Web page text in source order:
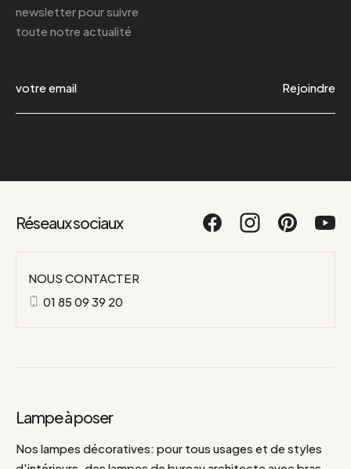
newsletterpour suivre
toute notre actualité
Rejoindre
Réseaux sociaux
NOUS CONTACTER
01 85 09 39 20
Lampe à poser
Nos lampes décoratives: pour tous usages et de styles